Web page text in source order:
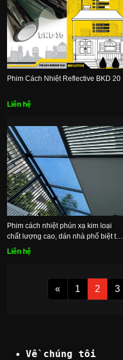
Phim Cách Nhiệt Reflective BKD 20
Liên hệ
Phim cách nhiệt phún xạ kim loại
chất lượng cao, dán nhà phố biệt thự
trở nên dịu mát riêng tư và đẹp ấn
Liên hệ
« 1 2 3
Về chúng tôi